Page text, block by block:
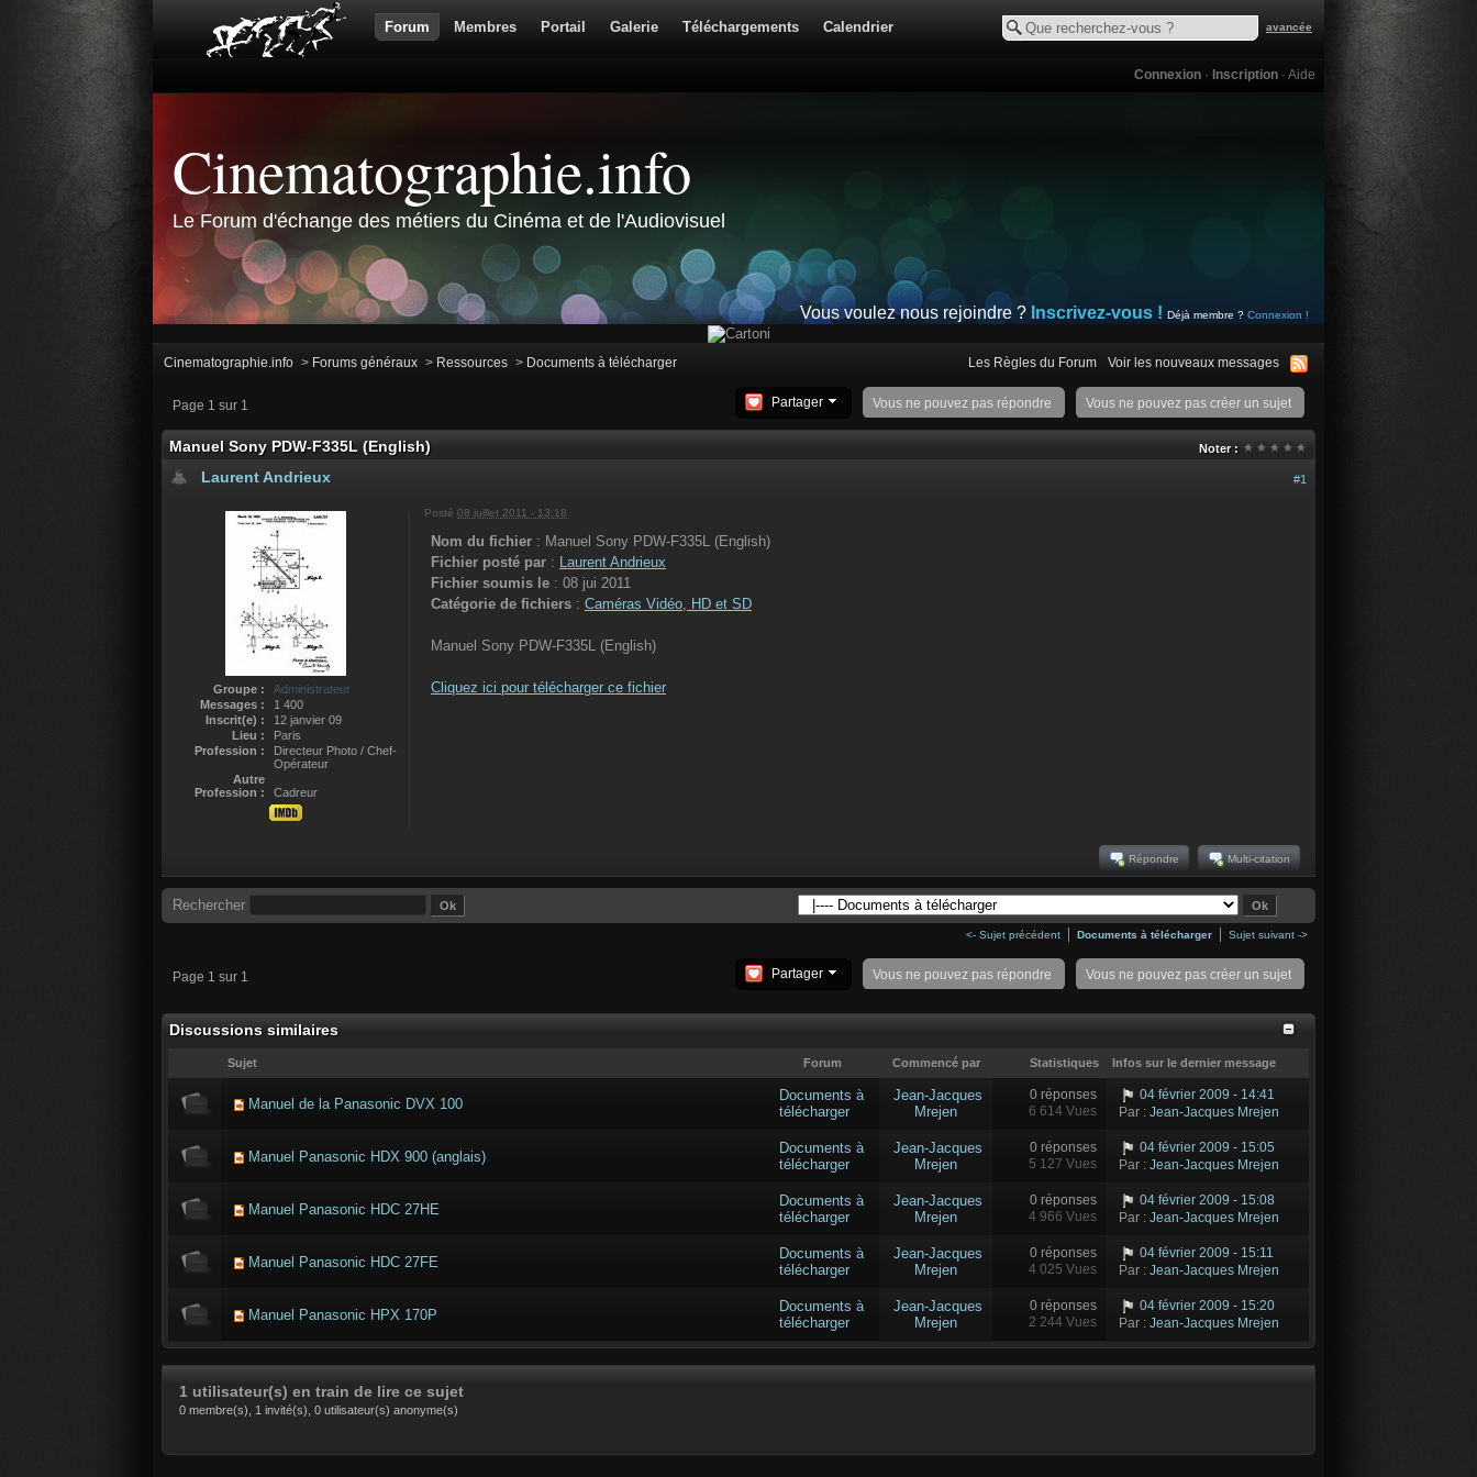
avancée
Forum Membres Portail Galerie Téléchargements Calendrier
Connexion · Inscription · Aide
Cinematographie.info
Le Forum d'échange des métiers du Cinéma et de l'Audiovisuel
Vous voulez nous rejoindre ? Inscrivez-vous ! Déjà membre ? Connexion !
Cinematographie.info > Forums généraux > Ressources > Documents à télécharger Les Règles du Forum Voir les nouveaux messages
Page 1 sur 1 Vous ne pouvez pas créer un sujet
Vous ne pouvez pas répondre
Partager
Manuel Sony PDW-F335L (English) Noter :
#1
Laurent Andrieux
Groupe :
Administrateur
Messages :
1 400
Inscrit(e) :
12 janvier 09
Lieu :
Paris
Profession :
Directeur Photo / Chef-
Opérateur
Autre
Profession :
Cadreur
Posté 08 juillet 2011 - 13:18
Nom du fichier : Manuel Sony PDW-F335L (English)
Fichier posté par :
Laurent Andrieux
Fichier soumis le : 08 jui 2011
Catégorie de fichiers : Caméras Vidéo, HD et SD
Manuel Sony PDW-F335L (English)
Cliquez ici pour télécharger ce fichier
Multi-citation
Répondre
Rechercher
<- Sujet précédent Documents à télécharger Sujet suivant ->
Page 1 sur 1 Vous ne pouvez pas créer un sujet
Vous ne pouvez pas répondre
Partager
Discussions similaires
Sujet Forum Commencé par Statistiques Infos sur le dernier message
Manuel de la Panasonic DVX 100
Documents à
télécharger
Jean-Jacques
Mrejen
0 réponses
6 614 Vues
04 février 2009 - 14:41
Par : Jean-Jacques Mrejen
Manuel Panasonic HDX 900 (anglais)
Documents à
télécharger
Jean-Jacques
Mrejen
0 réponses
5 127 Vues
04 février 2009 - 15:05
Par : Jean-Jacques Mrejen
Manuel Panasonic HDC 27HE
Documents à
télécharger
Jean-Jacques
Mrejen
0 réponses
4 966 Vues
04 février 2009 - 15:08
Par : Jean-Jacques Mrejen
Manuel Panasonic HDC 27FE
Documents à
télécharger
Jean-Jacques
Mrejen
0 réponses
4 025 Vues
04 février 2009 - 15:11
Par : Jean-Jacques Mrejen
Manuel Panasonic HPX 170P
Documents à
télécharger
Jean-Jacques
Mrejen
0 réponses
2 244 Vues
04 février 2009 - 15:20
Par : Jean-Jacques Mrejen
1 utilisateur(s) en train de lire ce sujet
0 membre(s), 1 invité(s), 0 utilisateur(s) anonyme(s)